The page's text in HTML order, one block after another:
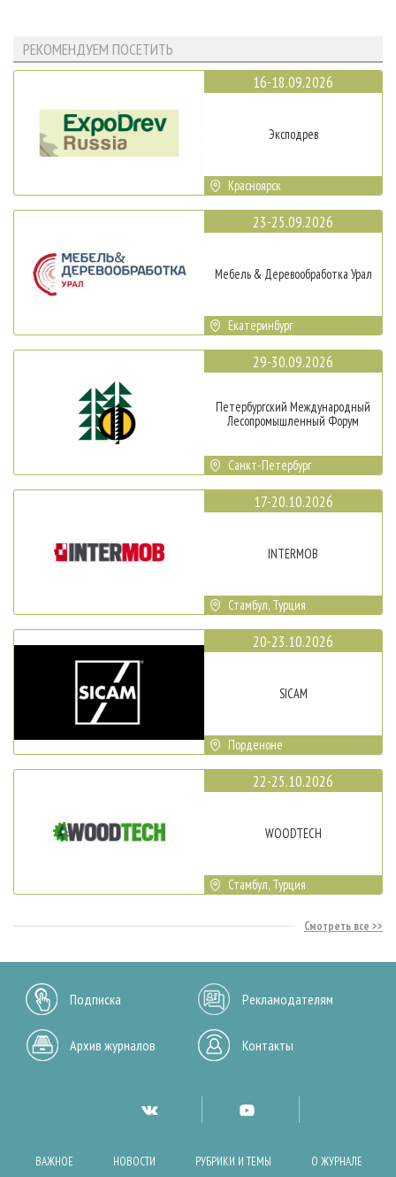
РЕКОМЕНДУЕМ ПОСЕТИТЬ
16-18.09.2026
Эксподрев
Красноярск
23-25.09.2026
Мебель & Деревообработка Урал
Екатеринбург
29-30.09.2026
Петербургский Международный
Лесопромышленный Форум
Санкт-Петербург
17-20.10.2026
INTERMOB
Стамбул, Турция
20-23.10.2026
SICAM
Порденоне
22-25.10.2026
WOODTECH
Стамбул, Турция
Смотреть все
Подписка Рекламодателям
Архив журналов Контакты
ВАЖНОЕ НОВОСТИ РУБРИКИ И ТЕМЫ О ЖУРНАЛЕ